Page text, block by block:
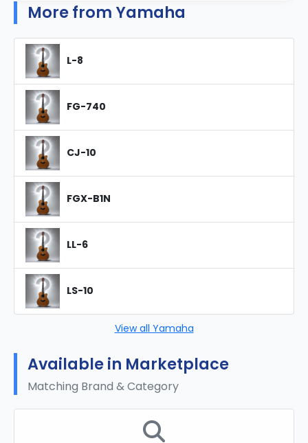
More from Yamaha
L-8
FG-740
CJ-10
FGX-B1N
LL-6
LS-10
View all Yamaha
Available in Marketplace
Matching Brand & Category